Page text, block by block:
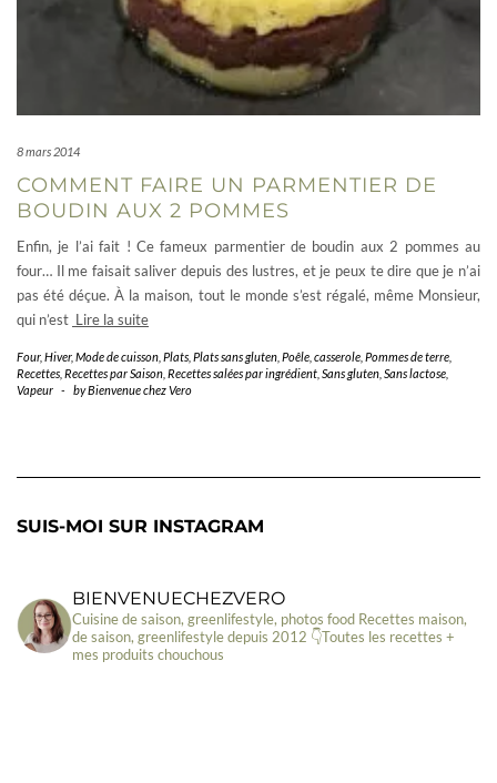
8 mars 2014
COMMENT FAIRE UN PARMENTIER DE
BOUDIN AUX 2 POMMES
Enfin, je l’ai fait ! Ce fameux parmentier de boudin aux 2 pommes au
four… Il me faisait saliver depuis des lustres, et je peux te dire que je n’ai
pas été déçue. À la maison, tout le monde s’est régalé, même Monsieur,
qui n’est Lire la suite
Four, Hiver, Mode de cuisson Plats Plats sans gluten Poêle, casserole Pommes de terre
Recettes Recettes par Saison Recettes salées par ingrédient Sans gluten Sans lactose
Vapeur - byBienvenue chez Vero
SUIS-MOI SUR INSTAGRAM
BIENVENUECHEZVERO
Cuisine de saison, greenlifestyle, photos food Recettes maison,
de saison, greenlifestyle depuis 2012 👇Toutes les recettes +
mes produits chouchous